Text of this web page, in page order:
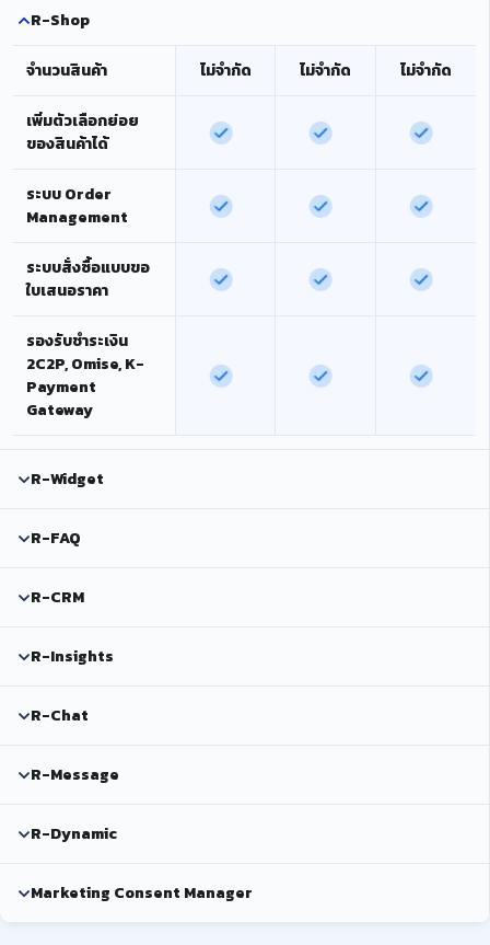
R-Shop
จำนวนสินค้า ไม่จำกัด ไม่จำกัด ไม่จำกัด
เพิ่มตัวเลือกย่อย
ของสินค้าได้
ระบบ Order
Management
ระบบสั่งซื้อแบบขอ
ใบเสนอราคา
รองรับชำระเงิน
2C2P, Omise, K-
Payment
Gateway
R-Widget
R-FAQ
R-CRM
R-Insights
R-Chat
R-Message
R-Dynamic
Marketing Consent Manager